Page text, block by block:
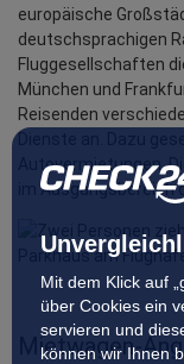
Mit dem Klick auf
über Cookies ein
servieren und
können wir Ihnen
europäische
deutschsprachigen
Fluggesellschaften
München und
Reisenden
Dienste an. Dazu
Autovermietungen.
im Ausgangsbereich